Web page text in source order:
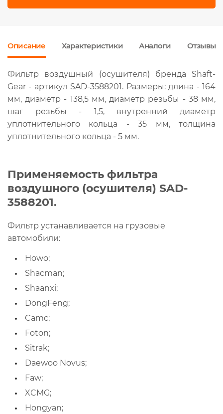
Описание Характеристики Аналоги Отзывы
Фильтр воздушный (осушителя) бренда Shaft-
Gear - артикул SAD-3588201. Размеры: длина - 164
мм, диаметр - 138,5 мм, диаметр резьбы - 38 мм,
шаг резьбы - 1,5, внутренний диаметр
уплотнительного кольца - 35 мм, толщина
уплотнительного кольца - 5 мм.
Применяемость фильтра
воздушного (осушителя) SAD-
3588201.
Фильтр устанавливается на грузовые
автомобили:
Howo;
Shacman;
Shaanxi;
DongFeng;
Camc;
Foton;
Sitrak;
Daewoo Novus;
Faw;
XCMG;
Hongyan;